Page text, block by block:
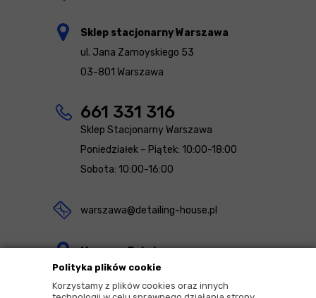
Polityka plików cookie
Korzystamy z plików cookies oraz innych
Sklep stacjonarny Warszawa
ul. Jana Zamoyskiego 53
03-801 Warszawa
661 331 316
Sklep Stacjonarny Warszawa
Poniedziałek – Piątek: 10:00-18:00
Sobota: 10:00-16:00
warszawa@detailing-house.pl
Magazyn Rekcin
Nomos Sp. z o.o. sp.k.
ul. Agrestowa 1